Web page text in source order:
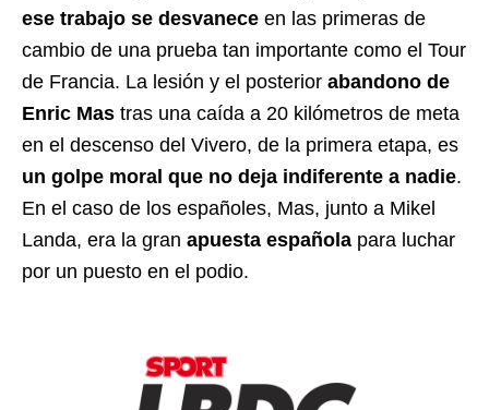
ese trabajo se desvanece en las primeras de
cambio de una prueba tan importante como el Tour
de Francia. La lesión y el posterior abandono de
Enric Mas tras una caída a 20 kilómetros de meta
en el descenso del Vivero, de la primera etapa, es
un golpe moral que no deja indiferente a nadie.
En el caso de los españoles, Mas, junto a Mikel
Landa, era la gran apuesta española para luchar
por un puesto en el podio.